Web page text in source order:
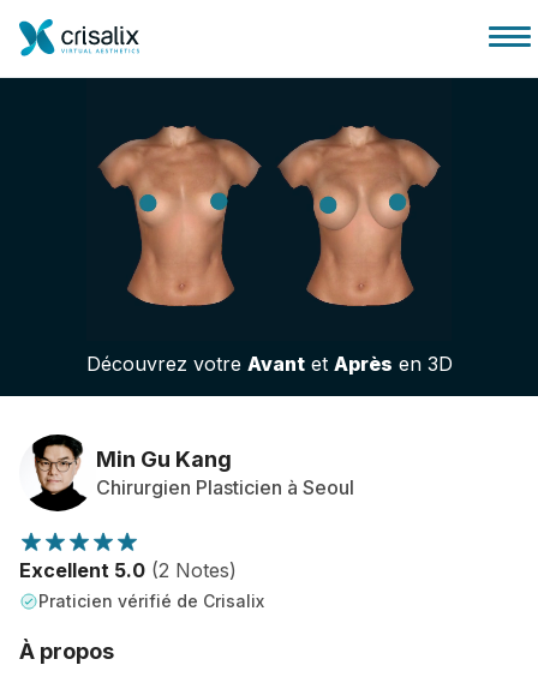
Accueil chirurgiens
Plateforme commerciale 3D
Forfait
Avis des patients
Découvrez votre Avantet Après en 3D
Min Gu Kang
Chirurgien Plasticien à Seoul
Excellent 5.0 (2 Notes)
Praticien vérifié de Crisalix
À propos